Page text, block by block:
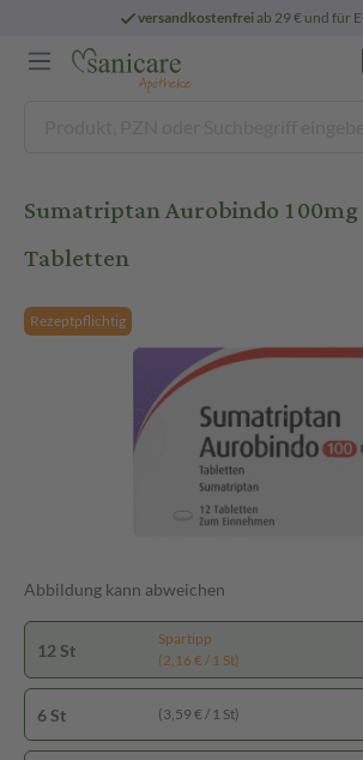
versandkostenfreiab 29 € und für
Sumatriptan Aurobindo 100mg
Tabletten
Rezeptpflichtig
Abbildung kann abweichen
12 St
Spartipp
(2,16 € / 1 St)
6 St (3,59 € / 1 St)